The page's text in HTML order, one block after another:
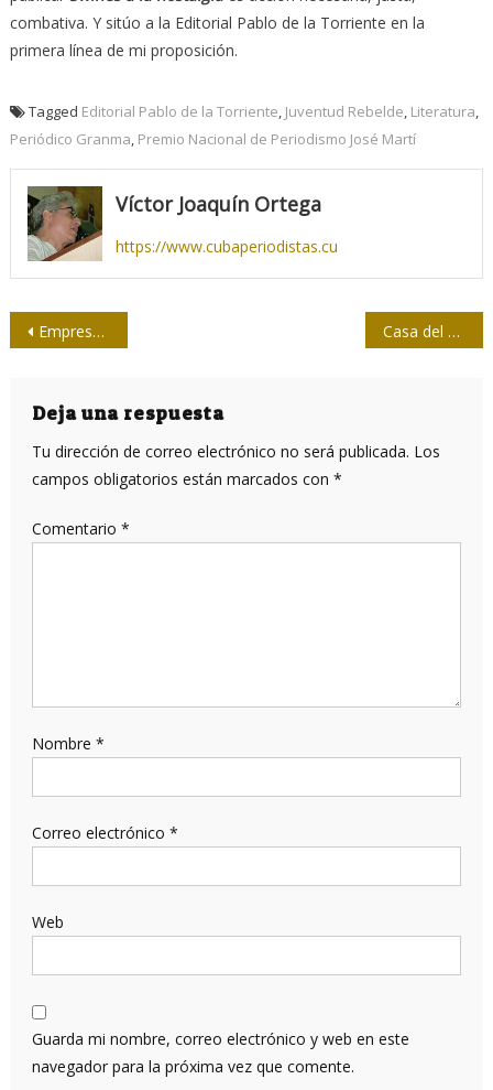
combativa. Y sitúo a la Editorial Pablo de la Torriente en la
primera línea de mi proposición.
Tagged Editorial Pablo de la Torriente, Juventud Rebelde, Literatura,
Periódico Granma, Premio Nacional de Periodismo José Martí
Víctor Joaquín Ortega
https://www.cubaperiodistas.cu
Navegación
entradas
Empresa china anuncia vacuna contra la COVID-19 con 90 por ciento de efectividad Casa del Caribe: integradora del pensamiento caribeño
Deja una respuesta
Tu dirección de correo electrónico no será publicada. Los
campos obligatorios están marcados con *
Comentario *
Nombre *
Correo electrónico *
Web
Guarda mi nombre, correo electrónico y web en este
navegador para la próxima vez que comente.